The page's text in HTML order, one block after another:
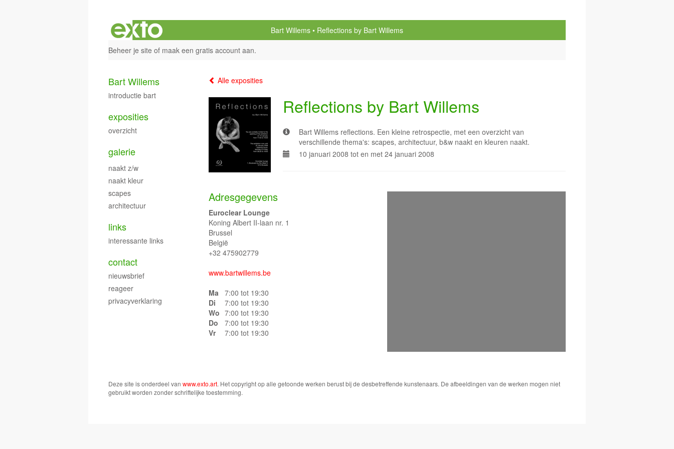
Bart Willems
Reflections by Bart Willems
Beheer je site of maak een gratis account aan.
Alle exposities
Reflections by Bart Willems
Bart Willems reflections. Een kleine retrospectie, met een overzicht van
verschillende thema's: scapes, architectuur, b&w naakt en kleuren naakt.
10 januari 2008 tot en met 24 januari 2008
Adresgegevens
Euroclear Lounge
Koning Albert II-laan nr. 1
Brussel
België
+32 475902779
www.bartwillems.be
Ma
7:00 tot 19:30
Di
7:00 tot 19:30
Wo 7:00 tot 19:30
Do
7:00 tot 19:30
Vr
7:00 tot 19:30
Bart Willems
introductie bart
exposities
overzicht
galerie
naakt z/w
naakt kleur
scapes
architectuur
links
interessante links
contact
nieuwsbrief
reageer
privacyverklaring
Deze site is onderdeel van www.exto.art. Het copyright op alle getoonde werken berust bij de desbetreffende kunstenaars. De afbeeldingen van de werken mogen niet
gebruikt worden zonder schriftelijke toestemming.